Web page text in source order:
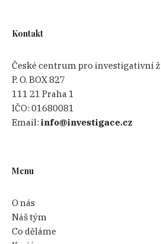
Kontakt
České centrum pro investigativní
P. O. BOX 827
111 21 Praha 1
IČO:01680081
Email:info@investigace.cz
Menu
O nás
Náš tým
Co děláme